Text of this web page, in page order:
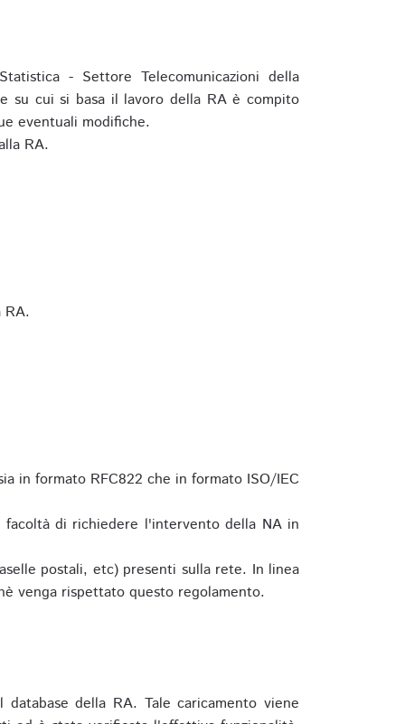
- Settore Telecomunicazioni della
su cui si basa il lavoro della RA è compito
eventuali modifiche.
RA.
in formato RFC822 che in formato ISO/IEC
di richiedere l'intervento della NA in
postali, etc) presenti sulla rete. In linea
venga rispettato questo regolamento.
della RA. Tale caricamento viene